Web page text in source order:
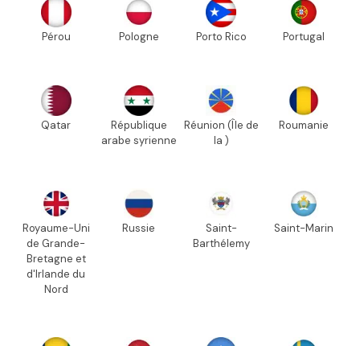
Pérou Pologne Porto Rico Portugal
Qatar
République
arabe syrienne
Réunion (Île de
la )
Roumanie
Royaume-Uni
de Grande-
Bretagne et
d'Irlande du
Nord
Russie
Saint-
Barthélemy
Saint-Marin